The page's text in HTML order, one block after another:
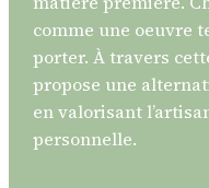
comme une oeuvre
porter. À travers
propose une
en valorisant
personnelle.